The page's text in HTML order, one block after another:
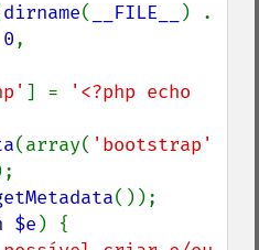
dirname( __FILE__
0
] =
'<?php echo
(array(
());
$e ) {